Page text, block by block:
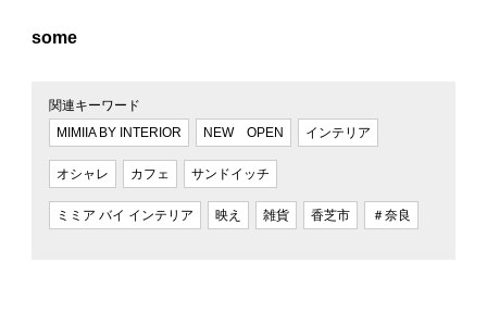
some
関連キーワード
MIMIIA BY INTERIOR
NEW OPEN インテリア
オシャレ カフェ サンドイッチ
ミミア バイ インテリア 映え 雑貨 香芝市 ＃奈良